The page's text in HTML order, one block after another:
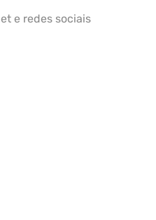
e redes sociais